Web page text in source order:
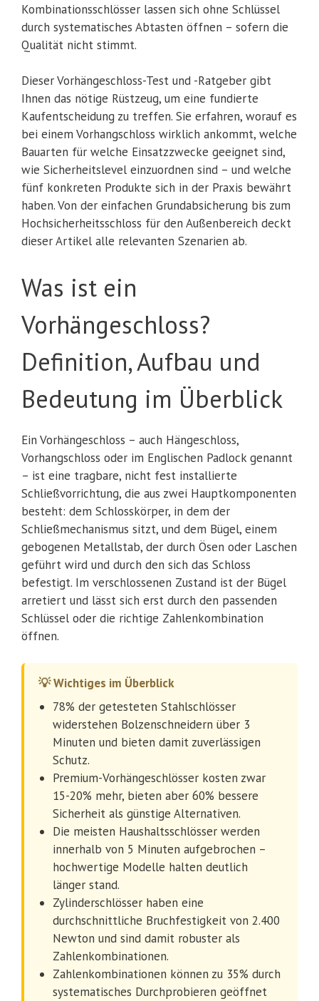
Kombinationsschlösser lassen sich ohne Schlüssel
durch systematisches Abtasten öffnen – sofern die
Qualität nicht stimmt.
Dieser Vorhängeschloss-Test und -Ratgeber gibt
Ihnen das nötige Rüstzeug, um eine fundierte
Kaufentscheidung zu treffen. Sie erfahren, worauf es
bei einem Vorhangschloss wirklich ankommt, welche
Bauarten für welche Einsatzzwecke geeignet sind,
wie Sicherheitslevel einzuordnen sind – und welche
fünf konkreten Produkte sich in der Praxis bewährt
haben. Von der einfachen Grundabsicherung bis zum
Hochsicherheitsschloss für den Außenbereich deckt
dieser Artikel alle relevanten Szenarien ab.
Was ist ein
Vorhängeschloss?
Definition, Aufbau und
Bedeutung im Überblick
Ein Vorhängeschloss – auch Hängeschloss,
Vorhangschloss oder im Englischen Padlock genannt
– ist eine tragbare, nicht fest installierte
Schließvorrichtung, die aus zwei Hauptkomponenten
besteht: dem Schlosskörper, in dem der
Schließmechanismus sitzt, und dem Bügel, einem
gebogenen Metallstab, der durch Ösen oder Laschen
geführt wird und durch den sich das Schloss
befestigt. Im verschlossenen Zustand ist der Bügel
arretiert und lässt sich erst durch den passenden
Schlüssel oder die richtige Zahlenkombination
öffnen.
💡 Wichtiges im Überblick
78% der getesteten Stahlschlösser
widerstehen Bolzenschneidern über 3
Minuten und bieten damit zuverlässigen
Schutz.
Premium-Vorhängeschlösser kosten zwar
15-20% mehr, bieten aber 60% bessere
Sicherheit als günstige Alternativen.
Die meisten Haushaltsschlösser werden
innerhalb von 5 Minuten aufgebrochen –
hochwertige Modelle halten deutlich
länger stand.
Zylinderschlösser haben eine
durchschnittliche Bruchfestigkeit von 2.400
Newton und sind damit robuster als
Zahlenkombinationen.
Zahlenkombinationen können zu 35% durch
systematisches Durchprobieren geöffnet